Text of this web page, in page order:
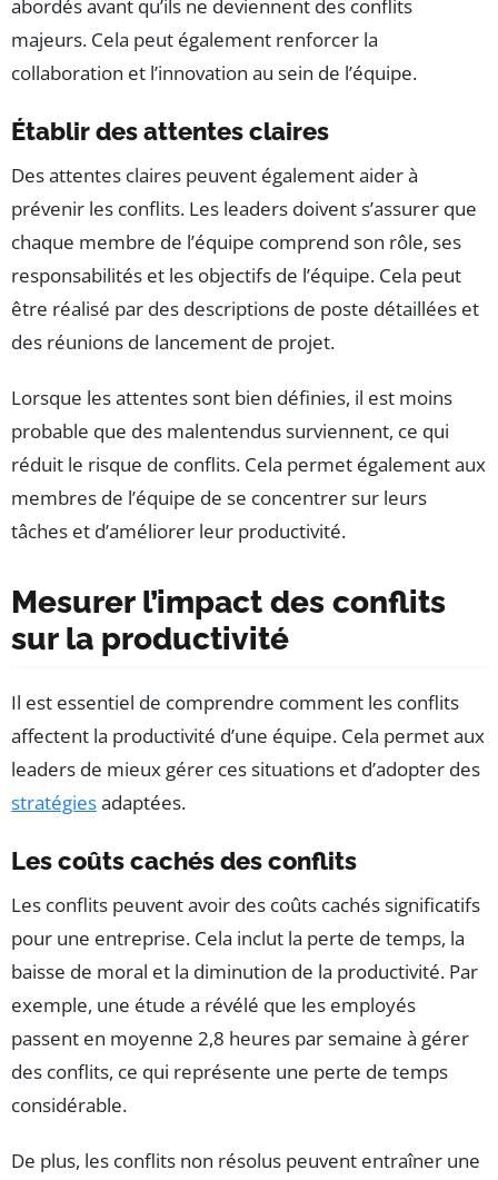
abordés avant qu’ils ne deviennent des conflits
majeurs. Cela peut également renforcer la
collaboration et l’innovation au sein de l’équipe.
Établir des attentes claires
Des attentes claires peuvent également aider à
prévenir les conflits. Les leaders doivent s’assurer que
chaque membre de l’équipe comprend son rôle, ses
responsabilités et les objectifs de l’équipe. Cela peut
être réalisé par des descriptions de poste détaillées et
des réunions de lancement de projet.
Lorsque les attentes sont bien définies, il est moins
probable que des malentendus surviennent, ce qui
réduit le risque de conflits. Cela permet également aux
membres de l’équipe de se concentrer sur leurs
tâches et d’améliorer leur productivité.
Mesurer l’impact des conflits
sur la productivité
Il est essentiel de comprendre comment les conflits
affectent la productivité d’une équipe. Cela permet aux
leaders de mieux gérer ces situations et d’adopter des
stratégiesadaptées.
Les coûts cachés des conflits
Les conflits peuvent avoir des coûts cachés significatifs
pour une entreprise. Cela inclut la perte de temps, la
baisse de moral et la diminution de la productivité. Par
exemple, une étude a révélé que les employés
passent en moyenne 2,8 heures par semaine à gérer
des conflits, ce qui représente une perte de temps
considérable.
De plus, les conflits non résolus peuvent entraîner une